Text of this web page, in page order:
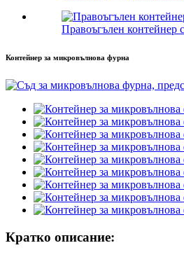
Правоъгълен контейнер
Контейнер за микровълнова фурна
Кратко описание: